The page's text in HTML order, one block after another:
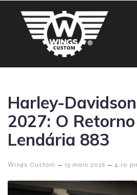
Harley-
2027: O
Lendária 883
Wings Custom – 13 maio 2026 – 4:10